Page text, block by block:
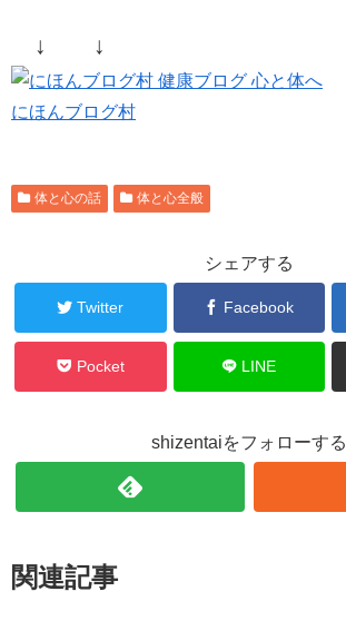
↓ ↓
にほんブログ村
体と心の話 体と心全般
シェアする
Twitter Facebook
Pocket LINE
shizentaiをフォローする
関連記事